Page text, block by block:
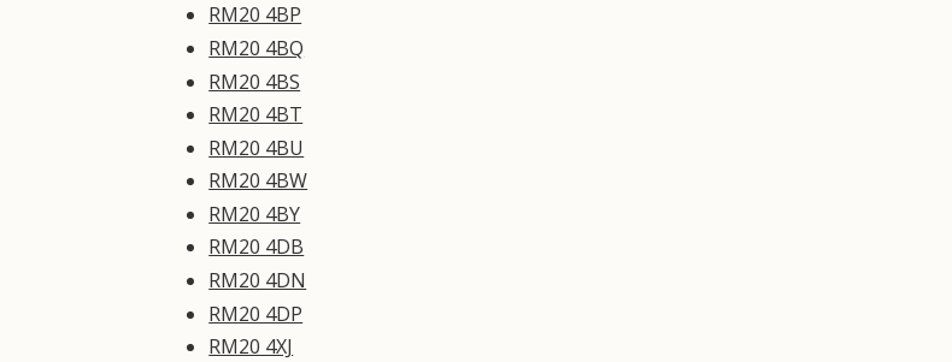
RM20 4BP
RM20 4BQ
RM20 4BS
RM20 4BT
RM20 4BU
RM20 4BW
RM20 4BY
RM20 4DB
RM20 4DN
RM20 4DP
RM20 4XJ